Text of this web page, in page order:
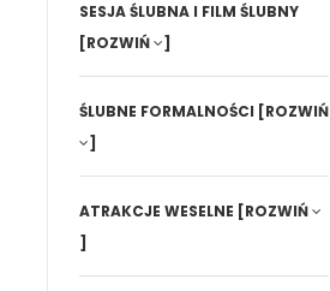
SESJA ŚLUBNA I FILM ŚLUBNY
[ROZWIŃ
]
ŚLUBNE FORMALNOŚCI [ROZWIŃ
]
ATRAKCJE WESELNE [ROZWIŃ
]